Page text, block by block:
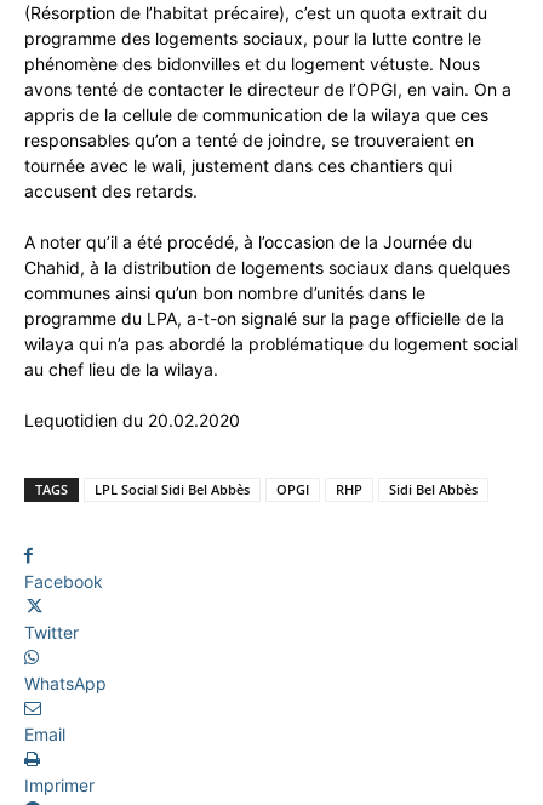
(Résorption de l’habitat précaire), c’est un quota extrait du
programme des logements sociaux, pour la lutte contre le
phénomène des bidonvilles et du logement vétuste. Nous
avons tenté de contacter le directeur de l’OPGI, en vain. On a
appris de la cellule de communication de la wilaya que ces
responsables qu’on a tenté de joindre, se trouveraient en
tournée avec le wali, justement dans ces chantiers qui
accusent des retards.
A noter qu’il a été procédé, à l’occasion de la Journée du
Chahid, à la distribution de logements sociaux dans quelques
communes ainsi qu’un bon nombre d’unités dans le
programme du LPA, a-t-on signalé sur la page officielle de la
wilaya qui n’a pas abordé la problématique du logement social
au chef lieu de la wilaya.
Lequotidien du 20.02.2020
TAGS LPL Social Sidi Bel Abbès OPGI RHP Sidi Bel Abbès
Facebook
Twitter
WhatsApp
Email
Imprimer